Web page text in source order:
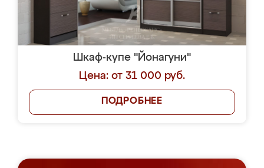
Шкаф-купе "Йонагуни"
Цена: от 31 000 руб.
ПОДРОБНЕЕ